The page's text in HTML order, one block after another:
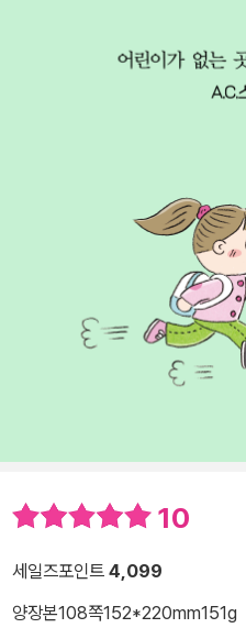
10
세일즈포인트 4,099
양장본108쪽152*220mm151g